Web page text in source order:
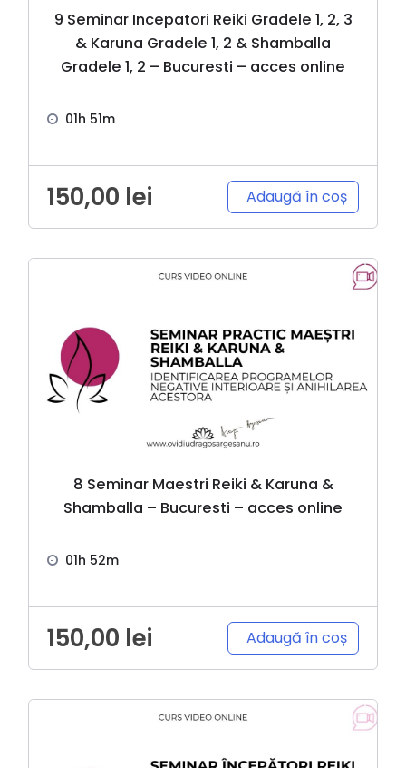
9 Seminar Incepatori Reiki Gradele 1, 2, 3
& Karuna Gradele 1, 2 & Shamballa
Gradele 1, 2 – Bucuresti – acces online
01h 51m
150,00 lei Adaugă în coș
8 Seminar Maestri Reiki & Karuna &
Shamballa – Bucuresti – acces online
01h 52m
150,00 lei Adaugă în coș